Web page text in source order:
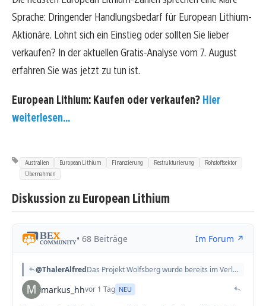
Sprache: Dringender Handlungsbedarf für European Lithium-
Aktionäre. Lohnt sich ein Einstieg oder sollten Sie lieber
verkaufen? In der aktuellen Gratis-Analyse vom 7. August
erfahren Sie was jetzt zu tun ist.
European Lithium: Kaufen oder verkaufen? Hier
weiterlesen...
Australien European Lithium Finanzierung Restrukturierung
Rohstoffsektor
Übernahmen
Diskussion zu European Lithium